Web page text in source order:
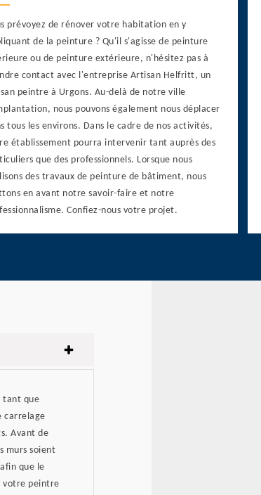
prévoyez de rénover votre habitation en y
de la peinture ? Qu'il s'agisse de peinture
ou de peinture extérieure, n'hésitez pas à
contact avec l'entreprise Artisan Helfritt, un
peintre à Urgons. Au-delà de notre ville
nous pouvons également nous déplacer
tous les environs. Dans le cadre de nos activités,
établissement pourra intervenir tant auprès des
que des professionnels. Lorsque nous
des travaux de peinture de bâtiment, nous
en avant notre savoir-faire et notre
Confiez-nous votre projet.
tant que
carrelage
Avant de
murs soient
que le
votre peintre